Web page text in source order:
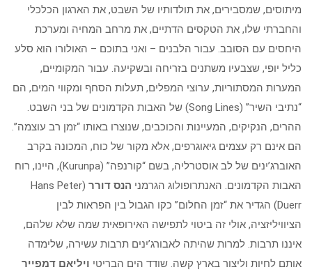
מיתוסים, שמסבירים, את תולדותיו של השבט, את הארגון הכלכלי
והחברתי שלו, את הטקסים הדתיים, את מרחב המחיה ומערכת
היחסים עם הסובב. עבור הלבנים – ואני בתוכם – האולורו הוא סלע
כליל יופי, שצבעיו משתנים בזריחה ובשקיעה. עבור המקומיים,
המערות המסתוריות, ערוצי המפלים, תעלות הסחף ומקווי המים, הם
“נתיבי השיר” (Song Lines) של האבות הקדמונים של בני השבט.
ההרים, הנקיקים, המעיינות והכוכבים, שנוצרו באותו “זמן רב עוצמה”.
הם אינם רק עצמים גיאוגרפים, אלא מקור של כוח, המכונה בקרב
האוברג’ינים של לב אוסטרליה, בשם “קורנפה” (Kurunpa), היינו, רוח
האבות הקדמונים. האנתרופולוג הגרמני הנס דורר (Hans Peter
Duerr) הגדיר את “זמן החלום” כקו הגבול בין הפראות לבין
הציוויליזציה, אולי זה ביטוי לתפישה האירופאית שמה שלא שלהם,
איננו תרבות. למרות שהיתה לאבורג’ינים תרבות עשירה, שלימדה
אותם לחיות וליצור בארץ קשה. שודד הים הבריטי ויליאם דמפייר